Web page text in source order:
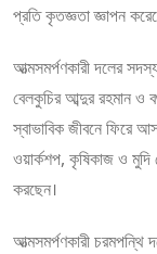
প্রতি কৃতজ্ঞতা জ্ঞাপন
আত্মসমর্পণকারী দলের
বেলকুচির আব্দুর রহমান ও
স্বাভাবিক জীবনে ফিরে
ওয়ার্কশপ, কৃষিকাজ ও মুদি
করছেন।
আত্মসমর্পণকারী চরমপন্থি